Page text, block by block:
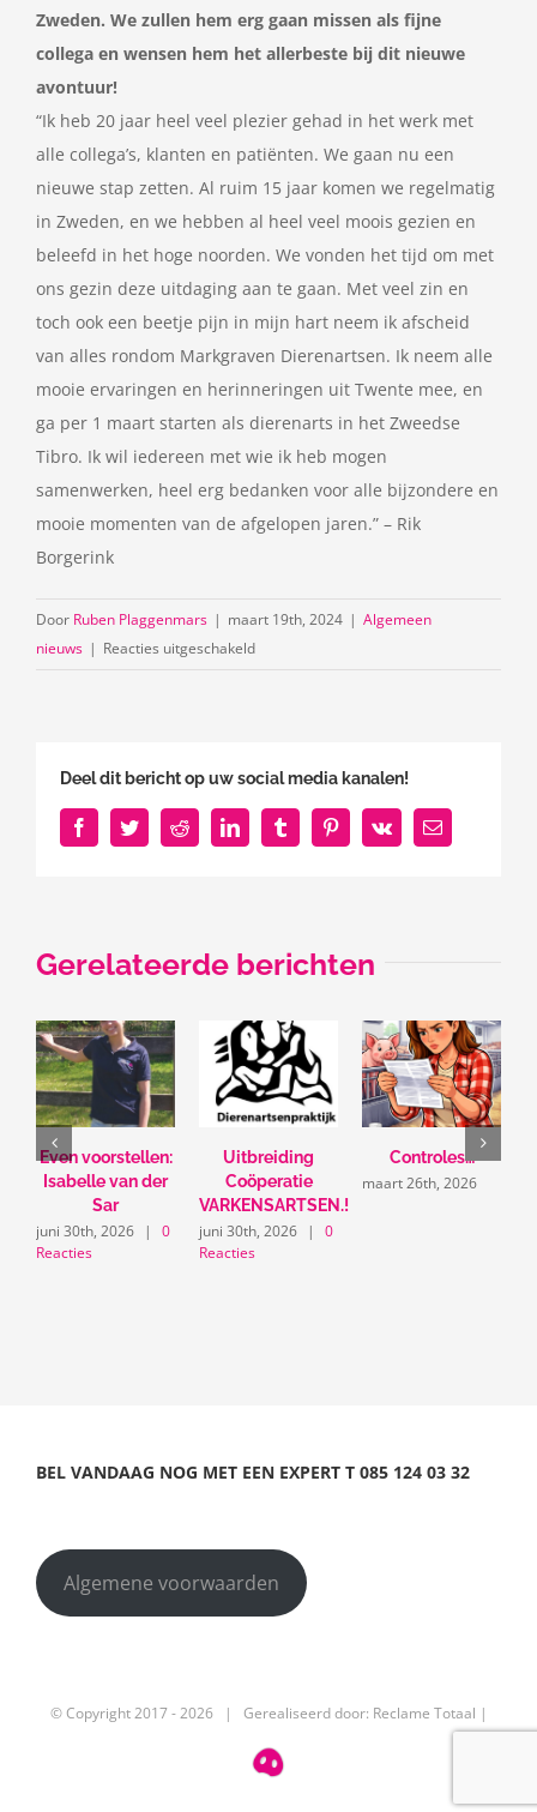
Zweden. We zullen hem erg gaan missen als fijne
collega en wensen hem het allerbeste bij dit nieuwe
avontuur!
“Ik heb 20 jaar heel veel plezier gehad in het werk met
alle collega’s, klanten en patiënten. We gaan nu een
nieuwe stap zetten. Al ruim 15 jaar komen we regelmatig
in Zweden, en we hebben al heel veel moois gezien en
beleefd in het hoge noorden. We vonden het tijd om met
ons gezin deze uitdaging aan te gaan. Met veel zin en
toch ook een beetje pijn in mijn hart neem ik afscheid
van alles rondom Markgraven Dierenartsen. Ik neem alle
mooie ervaringen en herinneringen uit Twente mee, en
ga per 1 maart starten als dierenarts in het Zweedse
Tibro. Ik wil iedereen met wie ik heb mogen
samenwerken, heel erg bedanken voor alle bijzondere en
mooie momenten van de afgelopen jaren.” – Rik
Borgerink
Door Ruben Plaggenmars | maart 19th, 2024 | Algemeen
nieuws | Reacties uitgeschakeldvoor
Zweden
Deel dit bericht op uw social media kanalen!
FacebookTwitterRedditLinkedInTumblr PinterestVk
E-
mail
Gerelateerde berichten
Even voorstellen:
Isabelle van der
Sar
juni 30th, 2026 |
0
Reacties
Uitbreiding
Coöperatie
VARKENSARTSEN.!
juni 30th, 2026 |
0
Reacties
Controles…
maart 26th, 2026
BEL VANDAAG NOG MET EEN EXPERT T 085 124 03 32
Algemene voorwaarden
© Copyright 2017 -2026 | Gerealiseerd door: Reclame Totaal |
T
085